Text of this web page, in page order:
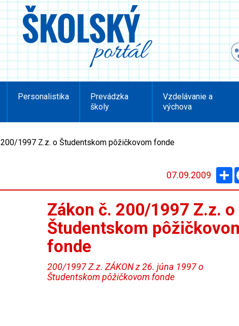
Personalistika
Prevádzka
školy
Vzdelávanie a
výchova
200/1997 Z.z. o Študentskom pôžičkovom fonde
07.09.2009
Zákon č. 200/1997 Z.z. o
Študentskom
fonde
200/1997 Z.z. ZÁKON z 26. júna 1997 o
Študentskom pôžičkovom fonde